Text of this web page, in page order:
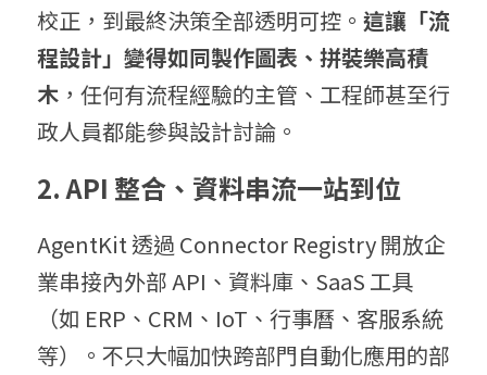
校正，到最終決策全部透明可控。 這讓「流
程設計」變得如同製作圖表、拼裝樂高積
木 ，任何有流程經驗的主管、工程師甚至行
政人員都能參與設計討論。
2. API 整合、資料串流一站到位
AgentKit 透過 Connector Registry 開放企
業串接內外部 API、資料庫、SaaS 工具
（如 ERP、CRM、IoT、行事曆、客服系統
等）。不只大幅加快跨部門自動化應用的部